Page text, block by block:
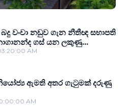
වංචා නඩුව ගැන නීතීඥ සභාපති
ගස් යන ලකුණු...
AM
ඇමති අතර ගැටුමක් දරුණු
AM